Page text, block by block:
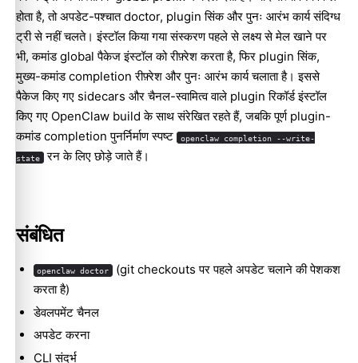
होता है, तो अपडेट-पश्चात doctor, plugin सिंक और पुनः आरंभ कार्य संदिग्ध
ट्री से नहीं चलते। इंस्टॉल किया गया संस्करण पहले से लक्ष्य से मेल खाने पर
भी, कमांड global पैकेज इंस्टॉल को रीफ़्रेश करता है, फिर plugin सिंक,
मुख्य-कमांड completion रीफ़्रेश और पुनः आरंभ कार्य चलाता है। इससे
पैकेज किए गए sidecars और चैनल-स्वामित्व वाले plugin रिकॉर्ड इंस्टॉल
किए गए OpenClaw build के साथ संरेखित रहते हैं, जबकि पूर्ण plugin-
कमांड completion पुनर्निर्माण स्पष्ट
openclaw completion --write-
state रन के लिए छोड़े जाते हैं।
संबंधित
openclaw doctor
(git checkouts पर पहले अपडेट चलाने की पेशकश
करता है)
डेवलपमेंट चैनल
अपडेट करना
CLI संदर्भ